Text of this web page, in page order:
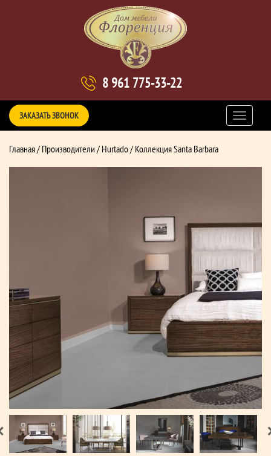
8 961 775-33-22
ЗАКАЗАТЬ ЗВОНОК
Главная/ Производители / Hurtado/ Коллекция Santa Barbara